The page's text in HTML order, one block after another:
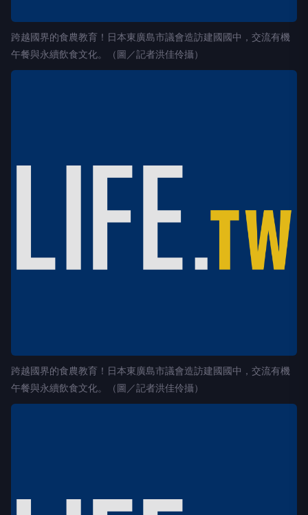
跨越國界的食農教育！日本東廣島市議會造訪建國國中，交流有機
午餐與永續飲食文化。（圖／記者洪佳伶攝）
跨越國界的食農教育！日本東廣島市議會造訪建國國中，交流有機
午餐與永續飲食文化。（圖／記者洪佳伶攝）